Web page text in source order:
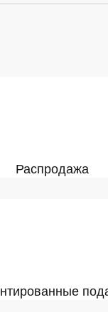
Распродажа